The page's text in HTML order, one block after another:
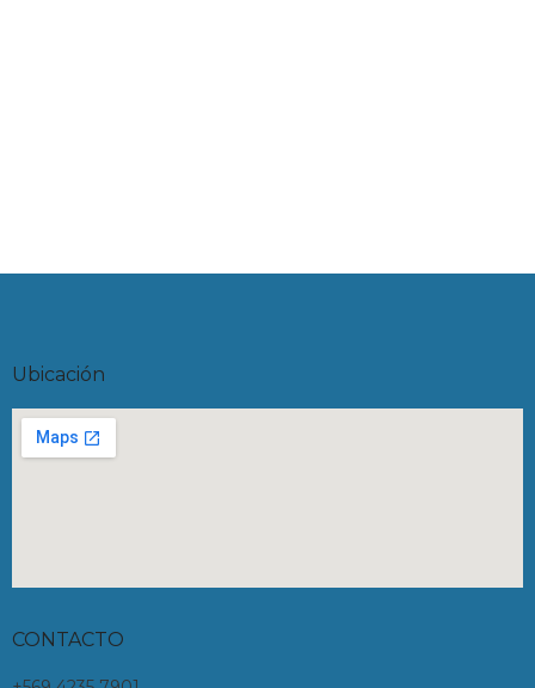
Ubicación
CONTACTO